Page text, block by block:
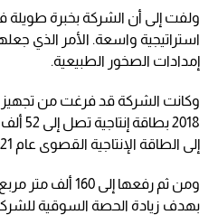
ولفت إلى أن الشركة بخبرة طويلة
استراتيجية واسعة. الأمر الذي
إمدادات الصخور الطبيعية.
وكانت الشركة قد فرغت من تجهيز
2018
إلى الطاقة الإنتاجية القصوى عام 2021 بنحو 96%.
بهدف زيادة الحصة السوقية